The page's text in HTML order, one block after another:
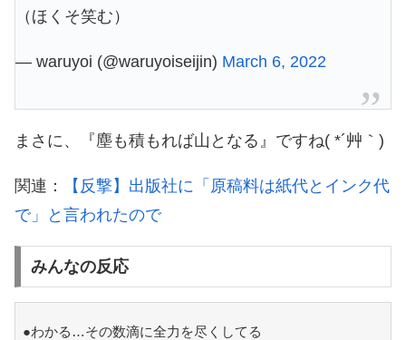
（ほくそ笑む）
— waruyoi (@waruyoiseijin) March 6, 2022
まさに、『塵も積もれば山となる』ですね( *´艸｀)
関連：
【反撃】出版社に「原稿料は紙代とインク代
で」と言われたので
みんなの反応
●わかる…その数滴に全力を尽くしてる